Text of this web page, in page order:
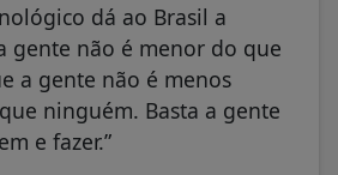
dá ao Brasil a
gente não é menor do que
a gente não é menos
ninguém. Basta a gente
e fazer.”